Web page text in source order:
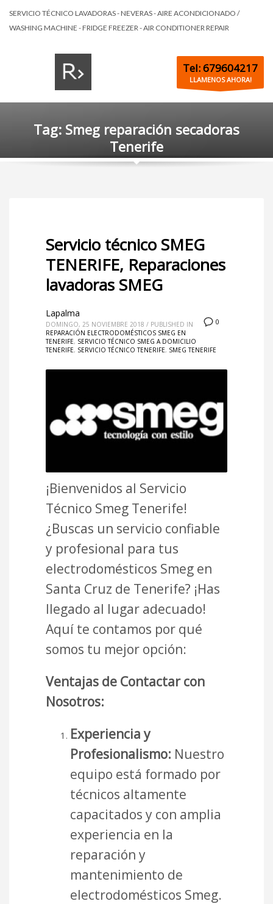
SERVICIO TÉCNICO LAVADORAS - NEVERAS - AIRE ACONDICIONADO /
WASHING MACHINE - FRIDGE FREEZER - AIR CONDITIONER REPAIR
Tel: 679604217
LLAMENOS AHORA!
Tag: Smeg reparación secadoras
Tenerife
Servicio técnico SMEG
TENERIFE, Reparaciones
lavadoras SMEG
0
Lapalma
DOMINGO, 25 NOVIEMBRE 2018 / PUBLISHED IN
REPARACIÓN ELECTRODOMÉSTICOS SMEG EN
TENERIFE, SERVICIO TÉCNICO SMEG A DOMICILIO
TENERIFE, SERVICIO TÉCNICO TENERIFE, SMEG TENERIFE
¡Bienvenidos al Servicio
Técnico Smeg Tenerife!
¿Buscas un servicio confiable
y profesional para tus
electrodomésticos Smeg en
Santa Cruz de Tenerife? ¡Has
llegado al lugar adecuado!
Aquí te contamos por qué
somos tu mejor opción:
Ventajas de Contactar con
Nosotros:
Experiencia y
Profesionalismo: Nuestro
equipo está formado por
técnicos altamente
capacitados y con amplia
experiencia en la
reparación y
mantenimiento de
electrodomésticos Smeg.